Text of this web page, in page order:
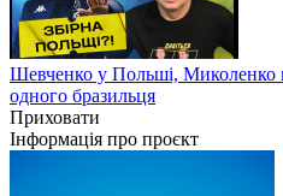
Шевченко у Польші, Миколенко
одного бразильця
Приховати
Інформація про проєкт